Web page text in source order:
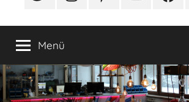
Hamburg
Menü